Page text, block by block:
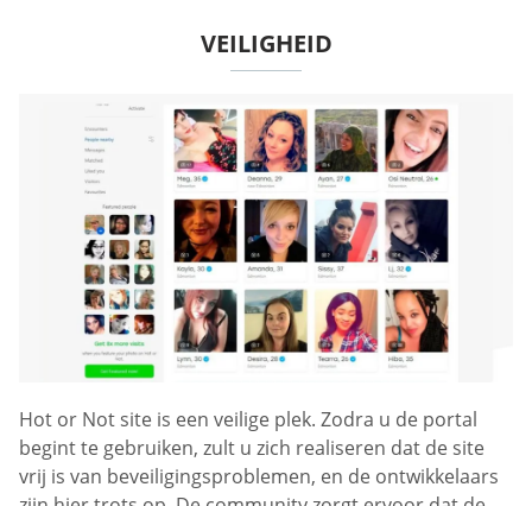
VEILIGHEID
Hot or Not site is een veilige plek. Zodra u de portal
begint te gebruiken, zult u zich realiseren dat de site
vrij is van beveiligingsproblemen, en de ontwikkelaars